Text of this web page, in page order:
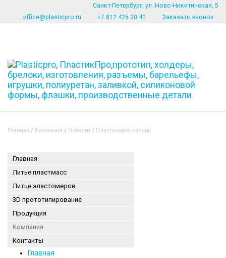
Санкт-Петербург, ул. Ново-Никитинская, 5
office@plasticpro.ru
+7 812 425 30 40 Заказать звонок
Главная / Компания / Новости / Пластиковое кольцо
Главная
Литье пластмасс
Литье эластомеров
3D прототипирование
Продукция
Компания
Контакты
Главная